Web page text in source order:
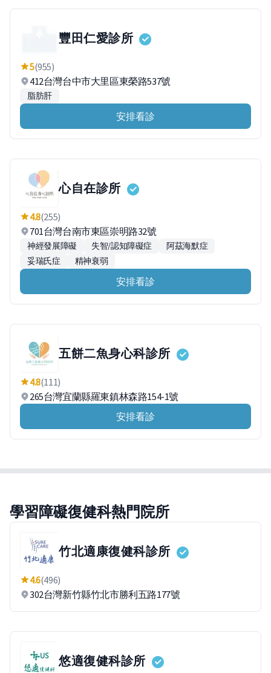
豐田仁愛診所
5(955)
412台灣台中市大里區東榮路537號
脂肪肝
安排看診
心自在診所
4.8(255)
701台灣台南市東區崇明路32號
神經發展障礙 失智/認知障礙症
阿茲海默症
妥瑞氏症
精神衰弱
安排看診
五餅二魚身心科診所
4.8(111)
265台灣宜蘭縣羅東鎮林森路154-1號
安排看診
學習障礙復健科熱門院所
竹北適康復健科診所
4.6(496)
302台灣新竹縣竹北市勝利五路177號
悠適復健科診所